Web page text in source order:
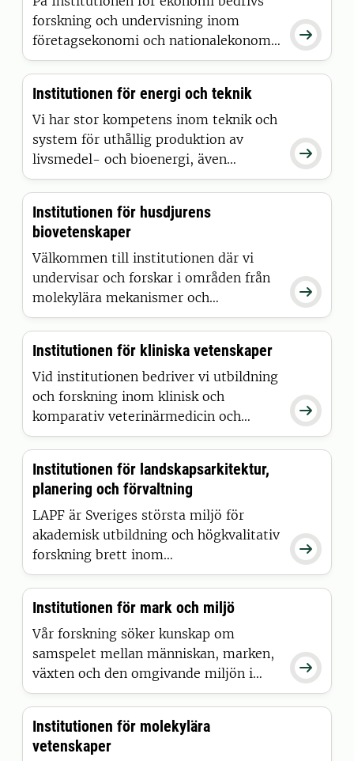
växtskydd med mindre gifter,
naturvård och viltförvaltning.

forskning och undervisning inom
företagsekonomi och nationalekonomi,
tillämpat på frågor som rör hållbarhet,

Institutionen för energi och teknik
Vi har stor kompetens inom teknik och
system för uthållig produktion av
livsmedel- och bioenergi, även
inkluderande optimala

Institutionen för husdjurens
biovetenskaper
Välkommen till institutionen där vi
undervisar och forskar i områden från
molekylära mekanismer och
mikrobiologi till hela djurens struktur
ämnen är anatomi, fysiologi, biokemi,
patologi, farmakologi, toxikologi,
genetik, avel, immunologi,
bakteriologi, virologi, parasitologi,
epizootologi, komparativ medicin,
One Health. Vår forskning omfattar
produktionsdjur, sällskapsdjur,
försöksdjur och vilda djur.

Institutionen för kliniska vetenskaper
Vid institutionen bedriver vi utbildning
och forskning inom klinisk och
komparativ veterinärmedicin och
djuromvårdnad. Vi bedriver även
Universitetsdjursjukhuset.

Institutionen för landskapsarkitektur,
planering och förvaltning
LAPF är Sveriges största miljö för
akademisk utbildning och högkvalitativ
forskning brett inom
landskapsarkitektur och en del av SLU

Institutionen för mark och miljö
Vår forskning söker kunskap om
samspelet mellan människan, marken,
växten och den omgivande miljön i
skogs- och jordbrukslandskap samt
miljöanalys och i långliggande
fältförsök följer vi upp tillstånd och
Institutionen för molekylära
vetenskaper